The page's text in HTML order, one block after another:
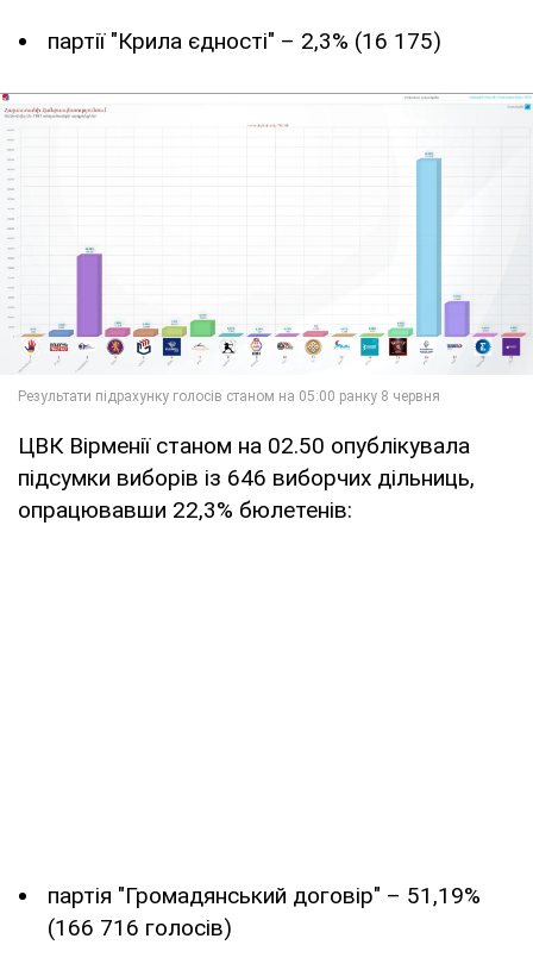
партії "Крила єдності" – 2,3% (16 175)
ЦВК Вірменії станом на 02.50 опублікувала
підсумки виборів із 646 виборчих дільниць,
опрацювавши 22,3% бюлетенів:
партія "Громадянський договір" – 51,19%
(166 716 голосів)